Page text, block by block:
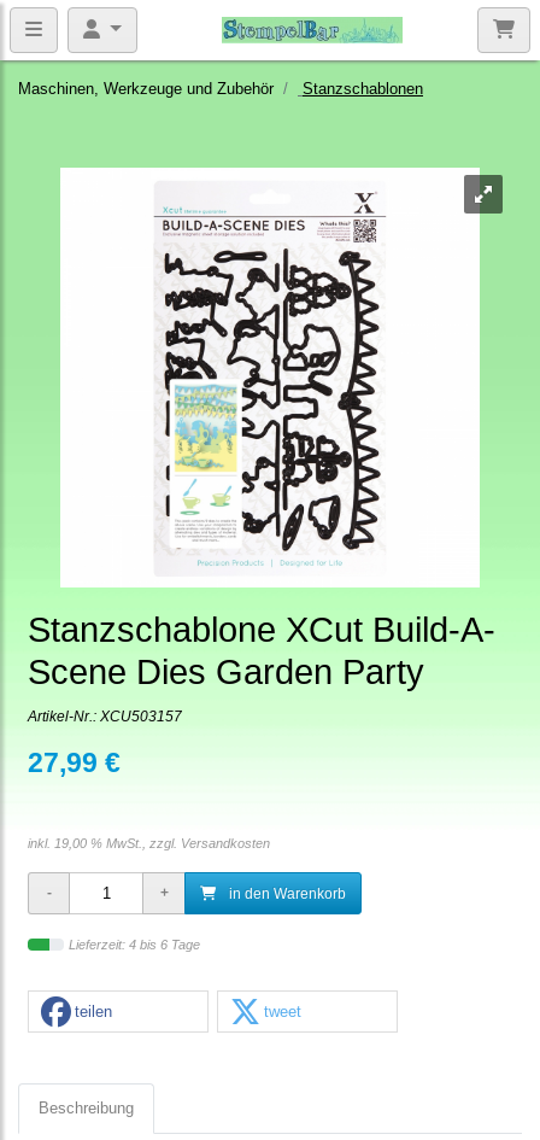
Maschinen, Werkzeuge und Zubehör Stanzschablonen
Stanzschablone XCut Build-A-
Scene Dies Garden Party
Artikel-Nr.: XCU503157
27,99 €
inkl. 19,00 % MwSt., zzgl. Versandkosten
in den Warenkorb
Lieferzeit: 4 bis 6 Tage
teilen tweet
Beschreibung